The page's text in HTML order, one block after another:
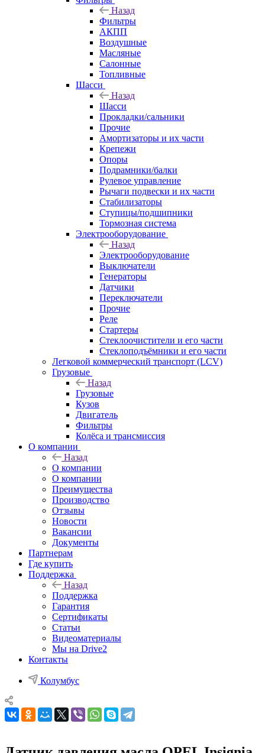
Назад
Фильтры
АКПП
Воздушные
Масляные
Салонные
Топливные
Шасси
Назад
Шасси
Прокладки/сальники
Прочие
Амортизаторы и их части
Крепежи
Опоры
Подрамники/балки
Рулевое управление
Рычаги подвески и их части
Стабилизаторы
Ступицы/подшипники
Тормозная система
Электрооборудование
Назад
Электрооборудование
Выключатели
Генераторы
Датчики
Переключатели
Прочие
Реле
Стартеры
Стеклоочистители и его части
Стеклоподъёмники и его части
Легковой коммерческий транспорт (LCV)
Грузовые
Назад
Грузовые
Кузов
Двигатель
Фильтры
Колёса и трансмиссия
О компании
Назад
О компании
О компании
Преимущества
Производство
Отзывы
Новости
Вакансии
Документы
Партнерам
Где купить
Поддержка
Назад
Поддержка
Гарантия
Сертификаты
Статьи
Видеоматериалы
Мы на Drive2
Контакты
Колумбус